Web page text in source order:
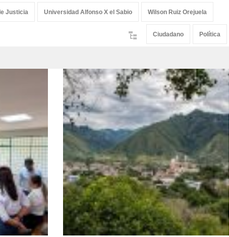
Justicia Universidad Alfonso X el Sabio Wilson Ruiz Orejuela
Ciudadano Política